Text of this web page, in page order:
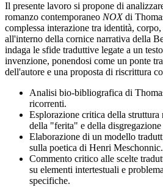
Il presente lavoro si propone di
romanzo contemporaneo NOXdi
complessa interazione tra identità,
all'interno della cornice narrativa della
indaga le sfide traduttive legate a un
invenzione, ponendosi come un ponte
dell'autore e una proposta di riscrittura
Analisi bio-bibliografica di
ricorrenti.
Esplorazione critica della struttura
della "ferita" e della
Elaborazione di un modello
sulla poetica di Henri Meschonnic.
Commento critico alle scelte
su elementi intertestuali e
specifiche.